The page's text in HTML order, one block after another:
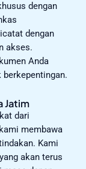
dengan
dengan
akses.
Anda
Jatim
dari
membawa
Kami
akan terus